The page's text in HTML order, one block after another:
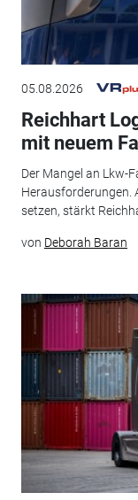
05.08.2026
Reichhart
mit neuem
Der Mangel an Lkw-
Herausforderungen.
setzen, stärkt
von Deborah Baran